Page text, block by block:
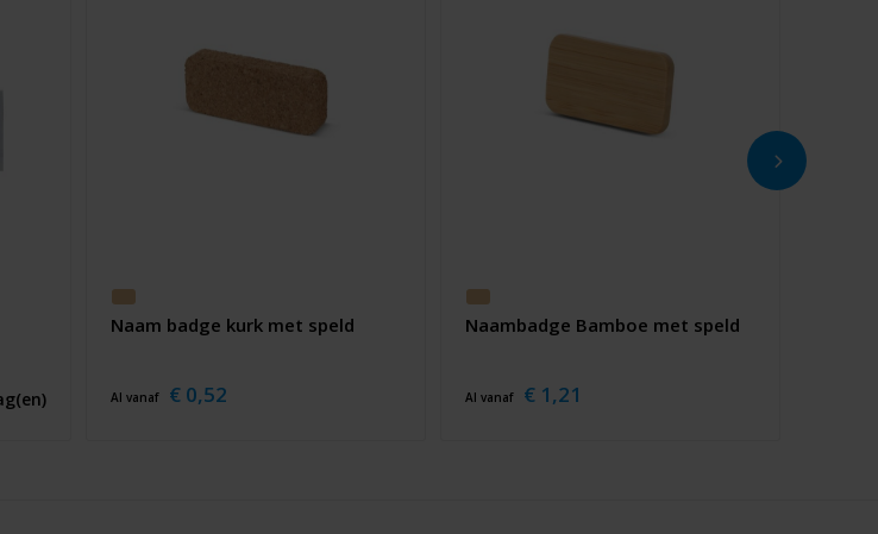
Naam badge kurk met speld
Al vanaf € 0,52
Naambadge Bamboe met speld
Al vanaf € 1,21